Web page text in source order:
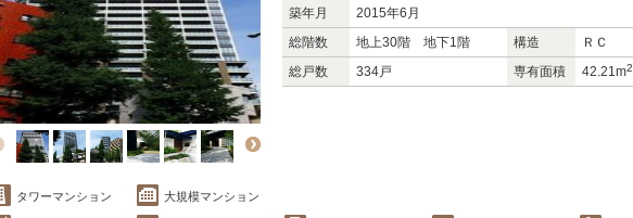
築年月
2015年6月
総階数
地上30階 地下1階 構造
ＲＣ
総戸数
334戸 専有面積 42.21m2
タワーマンション 大規模マンション